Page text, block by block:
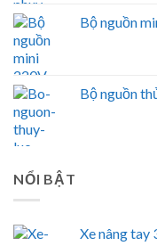
Bộ nguồn
Bộ nguồn
NỔI BẬT
Xe nâng tay